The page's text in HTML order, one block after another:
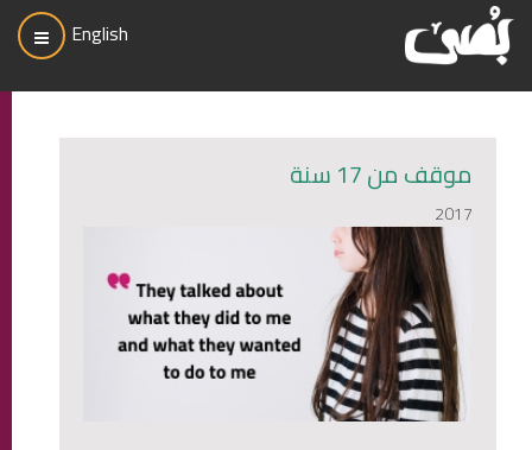
English
موقف من 17 سنة
2017